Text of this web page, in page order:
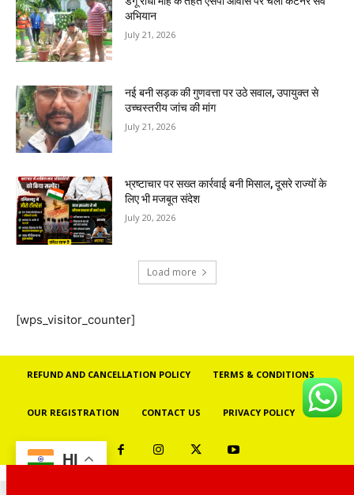
अभियान
July 21, 2026
नई बनी सड़क की गुणवत्ता पर उठे सवाल, उपायुक्त से
उच्चस्तरीय जांच की मांग
July 21, 2026
भ्रष्टाचार पर सख्त कार्रवाई बनी मिसाल, दूसरे राज्यों के
लिए भी मजबूत संदेश
July 20, 2026
Load more
[wps_visitor_counter]
REFUND AND CANCELLATION POLICY TERMS & CONDITIONS
OUR REGISTRATION CONTACT US PRIVACY POLICY
HI